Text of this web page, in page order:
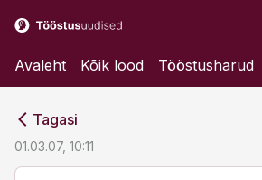
Avaleht Kõik lood Tööstusharud
Tagasi
01.03.07, 10:11